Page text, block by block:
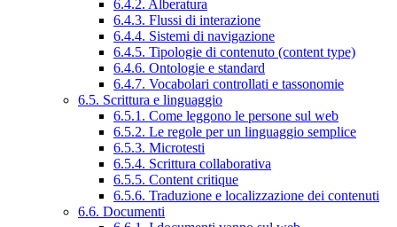
6.4.2. Alberatura
6.4.3. Flussi di interazione
6.4.4. Sistemi di navigazione
6.4.5. Tipologie di contenuto (content type)
6.4.6. Ontologie e standard
6.4.7. Vocabolari controllati e tassonomie
6.5. Scrittura e linguaggio
6.5.1. Come leggono le persone sul web
6.5.2. Le regole per un linguaggio semplice
6.5.3. Microtesti
6.5.4. Scrittura collaborativa
6.5.5. Content critique
6.5.6. Traduzione e localizzazione dei contenuti
6.6. Documenti